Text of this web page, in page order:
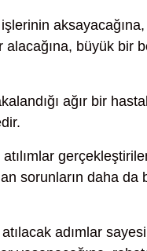
işlerinin
büyük bir
ağır bir
sorunların daha
atılacak adımlar